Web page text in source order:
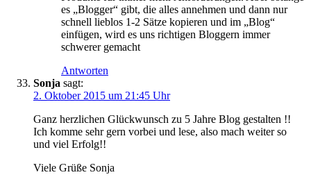
es „Blogger“ gibt, die alles annehmen und dann nur
schnell lieblos 1-2 Sätze kopieren und im „Blog“
einfügen, wird es uns richtigen Bloggern immer
schwerer gemacht
Antworten
Sonja sagt:
2. Oktober 2015 um 21:45 Uhr
Ganz herzlichen Glückwunsch zu 5 Jahre Blog gestalten !!
Ich komme sehr gern vorbei und lese, also mach weiter so
und viel Erfolg!!
Viele Grüße Sonja